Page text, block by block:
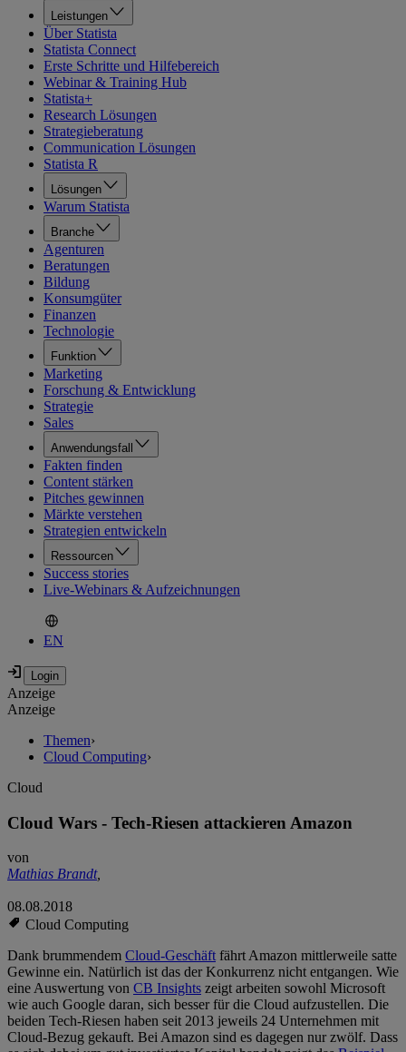
Leistungen
Über Statista
Statista Connect
Erste Schritte und Hilfebereich
Webinar & Training Hub
Statista+
Research Lösungen
Strategieberatung
Communication Lösungen
Statista R
Lösungen
Warum Statista
Branche
Agenturen
Beratungen
Bildung
Konsumgüter
Finanzen
Technologie
Funktion
Marketing
Forschung & Entwicklung
Strategie
Sales
Anwendungsfall
Fakten finden
Content stärken
Pitches gewinnen
Märkte verstehen
Strategien entwickeln
Ressourcen
Success stories
Live-Webinars & Aufzeichnungen
EN
Anzeige
Anzeige
Themen›
Cloud Computing›
Cloud
Cloud Wars - Tech-Riesen attackieren Amazon
von
Mathias Brandt,
08.08.2018
Cloud Computing
Dank brummendem Cloud-Geschäftfährt Amazon mittlerweile satte
Gewinne ein. Natürlich ist das der Konkurrenz nicht entgangen. Wie
eine Auswertung von CB Insights zeigt arbeiten sowohl Microsoft
wie auch Google daran, sich besser für die Cloud aufzustellen. Die
beiden Tech-Riesen haben seit 2013 jeweils 24 Unternehmen mit
Cloud-Bezug gekauft. Bei Amazon sind es dagegen nur zwölf. Dass